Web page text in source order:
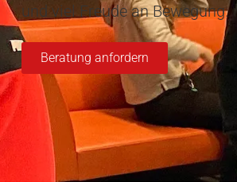
und viel Freude an Bewegung.
Beratung anfordern